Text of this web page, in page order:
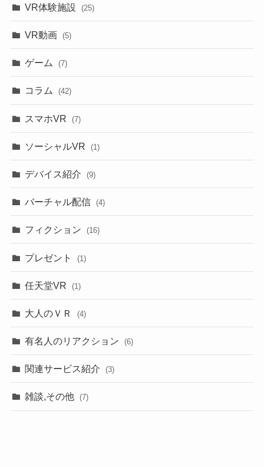
VR体験施設 (25)
VR動画 (5)
ゲーム (7)
コラム (42)
スマホVR (7)
ソーシャルVR (1)
デバイス紹介 (9)
バーチャル配信 (4)
フィクション (16)
プレゼント (1)
任天堂VR (1)
大人のＶＲ (4)
有名人のリアクション (6)
関連サービス紹介 (3)
雑談,その他 (7)